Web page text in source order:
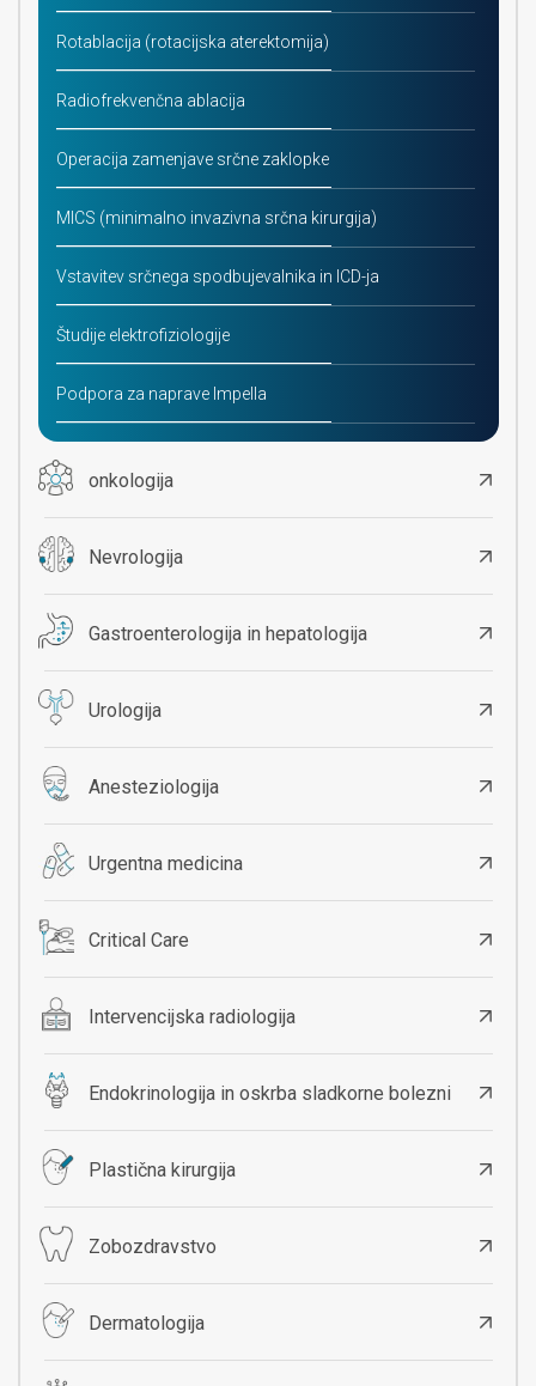
Rotablacija (rotacijska aterektomija)
Radiofrekvenčna ablacija
Operacija zamenjave srčne zaklopke
MICS (minimalno invazivna srčna kirurgija)
Vstavitev srčnega spodbujevalnika in ICD-ja
Študije elektrofiziologije
Podpora za naprave Impella
onkologija
Nevrologija
Gastroenterologija in hepatologija
Urologija
Anesteziologija
Urgentna medicina
Critical Care
Intervencijska radiologija
Endokrinologija in oskrba sladkorne bolezni
Plastična kirurgija
Zobozdravstvo
Dermatologija